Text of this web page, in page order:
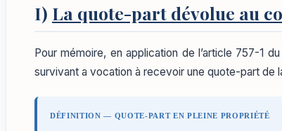
I) La quote-part dévolue au
Pour mémoire, en application de l’article 757-1
survivant a vocation à recevoir une quote-part de
DÉFINITION — QUOTE-PART EN PLEINE PROPRIÉTÉ